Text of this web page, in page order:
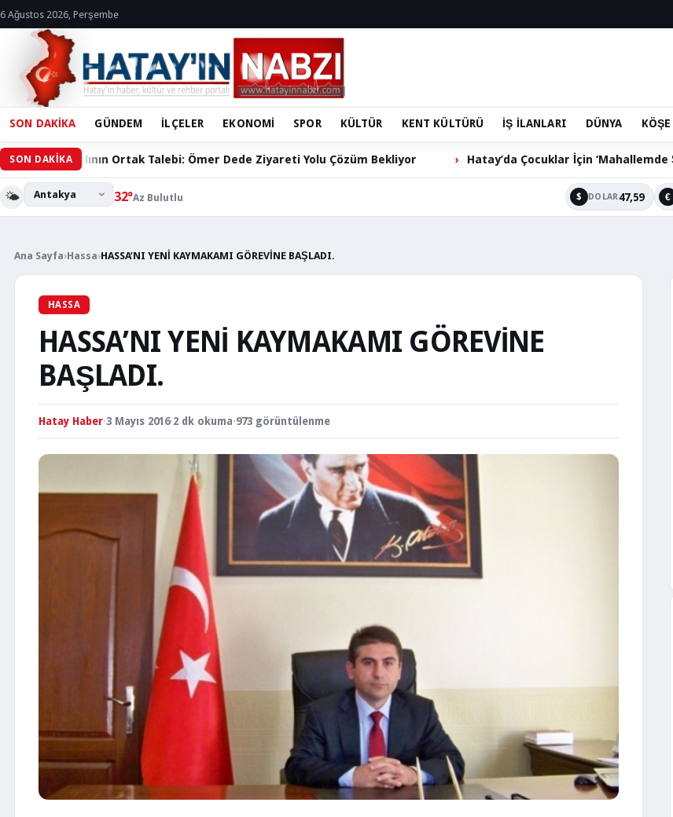
6 Ağustos 2026, Perşembe
SON DAKİKA GÜNDEM İLÇELER EKONOMİ SPOR KÜLTÜR KENT KÜLTÜRÜ İŞ İLANLARI DÜNYA
SON DAKİKA
Talebi: Ömer Dede Ziyareti Yolu Çözüm Bekliyor Hatay’da Çocuklar İçin ‘Mahallemde Şenlik Var’ Etkinliği
🌤️ 32°Az Bulutlu $ DOLAR47,59 €
Ana Sayfa›Hassa›HASSA’NI YENİ KAYMAKAMI GÖREVİNE BAŞLADI.
HASSA
HASSA’NI YENİ KAYMAKAMI GÖREVİNE
BAŞLADI.
Hatay Haber·3 Mayıs 2016·2 dk okuma·973 görüntülenme